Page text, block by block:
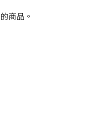
商品。